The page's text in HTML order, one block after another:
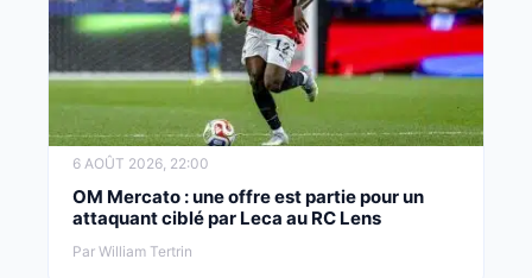
6 AOÛT 2026, 22:00
OM Mercato : une offre est partie pour un
attaquant ciblé par Leca au RC Lens
Par William Tertrin